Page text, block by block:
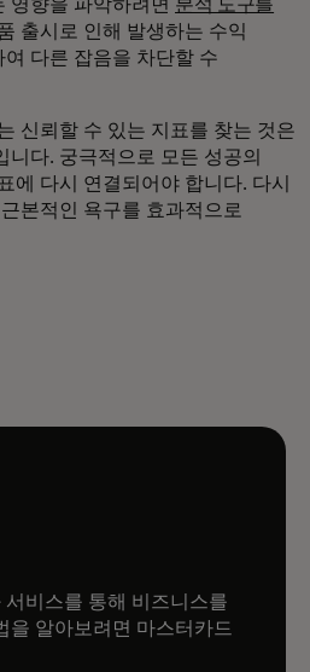
영향을 파악하려면 분석 도구를
출시로 인해 발생하는 수익
다른 잡음을 차단할 수
신뢰할 수 있는 지표를 찾는 것은
니다. 궁극적으로 모든 성공의
에 다시 연결되어야 합니다. 다시
본적인 욕구를 효과적으로
비스를 통해 비즈니스를
을 알아보려면 마스터카드